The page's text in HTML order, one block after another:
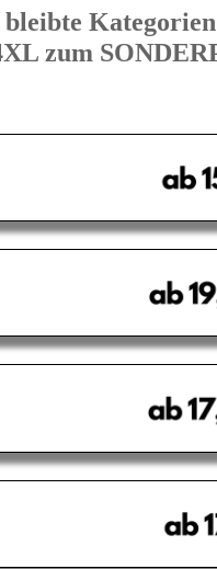
zum